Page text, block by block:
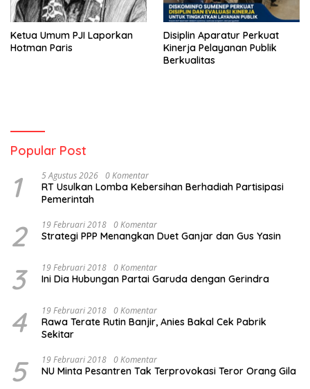
Ketua Umum PJI Laporkan
Hotman Paris
Disiplin Aparatur Perkuat
Kinerja Pelayanan Publik
Berkualitas
Popular Post
1 5 Agustus 2026 0 Komentar
RT Usulkan Lomba Kebersihan Berhadiah Partisipasi
Pemerintah
2 19 Februari 2018 0 Komentar
Strategi PPP Menangkan Duet Ganjar dan Gus Yasin
3 19 Februari 2018 0 Komentar
Ini Dia Hubungan Partai Garuda dengan Gerindra
4 19 Februari 2018 0 Komentar
Rawa Terate Rutin Banjir, Anies Bakal Cek Pabrik
Sekitar
5 19 Februari 2018 0 Komentar
NU Minta Pesantren Tak Terprovokasi Teror Orang Gila